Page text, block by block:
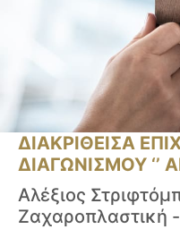
ΔΙΑΚΡΙΘΕΙΣΑ
ΔΙΑΓΩΝΙΣΜΟΥ ‘’
Αλέξιος
Ζαχαροπλαστική